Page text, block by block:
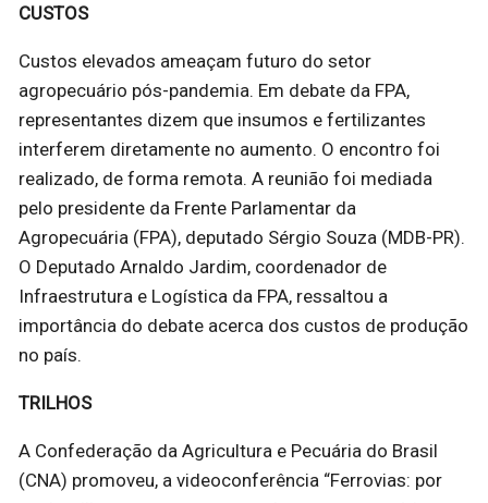
CUSTOS
Custos elevados ameaçam futuro do setor
agropecuário pós-pandemia. Em debate da FPA,
representantes dizem que insumos e fertilizantes
interferem diretamente no aumento. O encontro foi
realizado, de forma remota. A reunião foi mediada
pelo presidente da Frente Parlamentar da
Agropecuária (FPA), deputado Sérgio Souza (MDB-PR).
O Deputado Arnaldo Jardim, coordenador de
Infraestrutura e Logística da FPA, ressaltou a
importância do debate acerca dos custos de produção
no país.
TRILHOS
A Confederação da Agricultura e Pecuária do Brasil
(CNA) promoveu, a videoconferência “Ferrovias: por